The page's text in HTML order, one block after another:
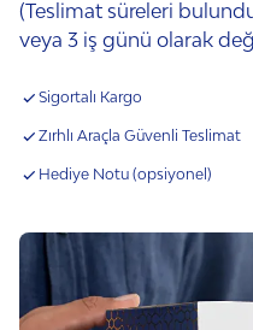
(Teslimat süreleri
veya 3 iş günü olarak
Sigortalı Kargo
Zırhlı Araçla Güvenli Teslimat
Hediye Notu (opsiyonel)